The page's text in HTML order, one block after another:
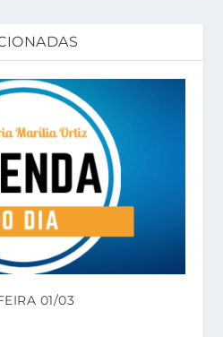
01/03